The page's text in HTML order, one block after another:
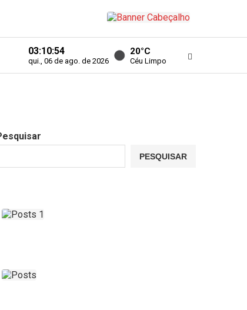
03:10:55
qui., 06 de ago. de 2026
20°C
Céu Limpo
PESQUISAR